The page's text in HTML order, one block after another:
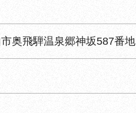
奥飛騨温泉郷神坂587番地